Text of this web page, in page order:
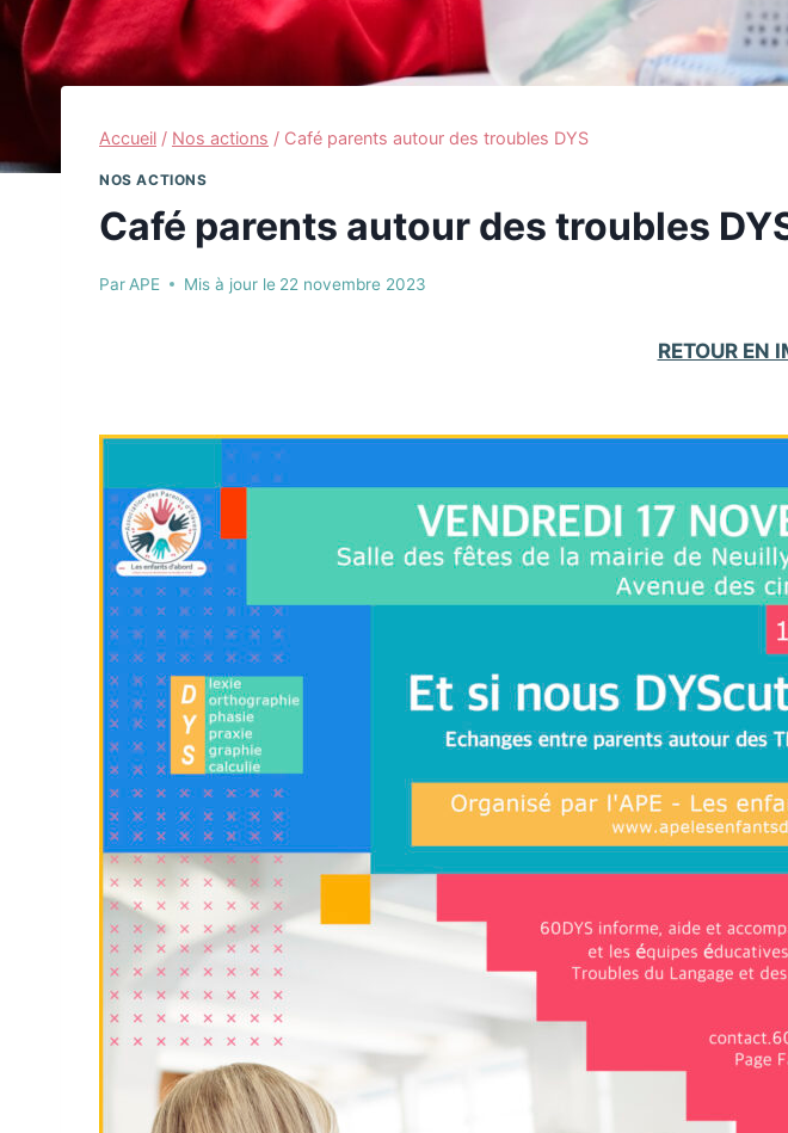
Accueil / Nos actions / Café parents autour des troubles DYS
NOS ACTIONS
Café parents autour des troubles
Par APE Mis à jour le 22 novembre 2023
RETOUR EN